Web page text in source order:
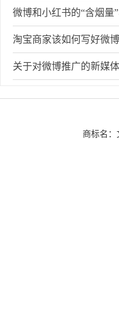
淘宝商家该如何写好微
关于对微博推广的新媒
商标名：